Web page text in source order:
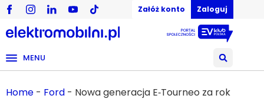
Załóż konto Zaloguj
MENU
Home - Ford - Nowa generacja E‑Tourneo za rok